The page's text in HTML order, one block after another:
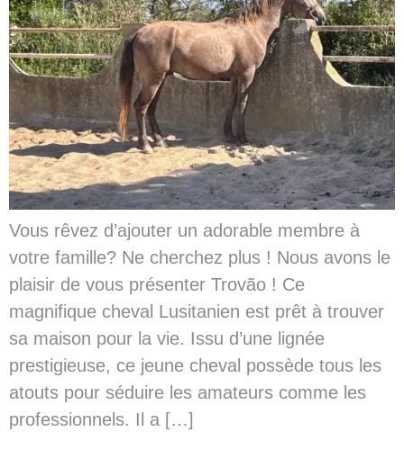
Vous rêvez d’ajouter un adorable membre à
votre famille? Ne cherchez plus ! Nous avons le
plaisir de vous présenter Trovão ! Ce
magnifique cheval Lusitanien est prêt à trouver
sa maison pour la vie. Issu d’une lignée
prestigieuse, ce jeune cheval possède tous les
atouts pour séduire les amateurs comme les
professionnels. Il a […]